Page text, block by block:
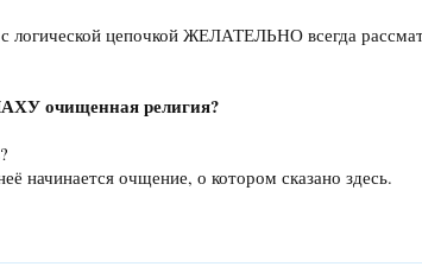
логической цепочкой ЖЕЛАТЕЛЬНО всегда
очищенная религия?
начинается очщение, о котором сказано здесь.